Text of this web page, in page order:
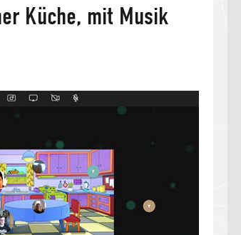
Küche, mit Musik